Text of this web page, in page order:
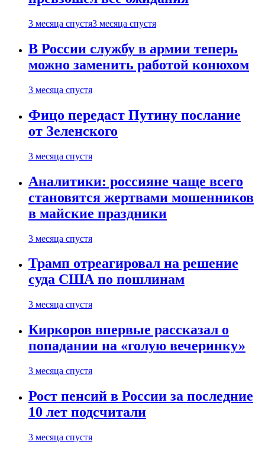
3 месяца спустя3 месяца спустя
В России службу в армии теперь
можно заменить работой конюхом
3 месяца спустя
Фицо передаст Путину послание
от Зеленского
3 месяца спустя
Аналитики: россияне чаще всего
становятся жертвами мошенников
в майские праздники
3 месяца спустя
Трамп отреагировал на решение
суда США по пошлинам
3 месяца спустя
Киркоров впервые рассказал о
попадании на «голую вечеринку»
3 месяца спустя
Рост пенсий в России за последние
10 лет подсчитали
3 месяца спустя